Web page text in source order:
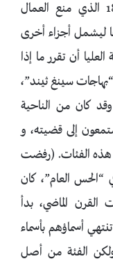
مواطنًا، مما يضع الأساس لقانون 1882 الذي منع العمال
ليشمل أجزاء أخرى
المحكمة العليا أن تقرر ما إذا
سينغ ثيند”،
كان من الناحية
إلى قضيته، و
الذي حدد هذه الفئات. (رفضت
“الحس العام”، كان
الماضي، بدأ
أسماؤهم بأسماء
الفئة من أصل